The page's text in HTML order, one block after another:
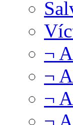
¬
¬
¬
¬